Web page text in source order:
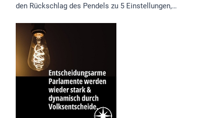
den Rückschlag des Pendels zu 5 Einstellungen,…